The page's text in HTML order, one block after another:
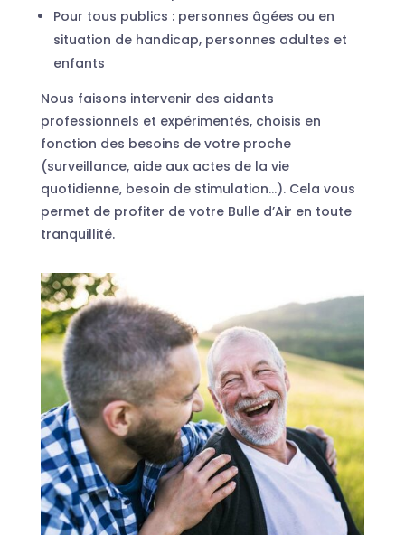
Pour tous publics : personnes âgées ou en
situation de handicap, personnes adultes et
enfants
Nous faisons intervenir des aidants
professionnels et expérimentés, choisis en
fonction des besoins de votre proche
(surveillance, aide aux actes de la vie
quotidienne, besoin de stimulation…). Cela vous
permet de profiter de votre Bulle d’Air en toute
tranquillité.